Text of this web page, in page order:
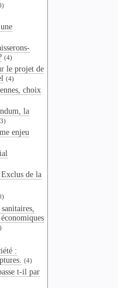
(4)
le projet de
(4)
choix
la
enjeu
de la
:
(4)
t-il par